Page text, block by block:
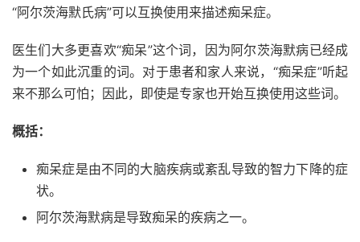
“阿尔茨海默氏病”可以互换使用来描述痴呆症。
医生们大多更喜欢“痴呆”这个词，因为阿尔茨海默病已经成
为一个如此沉重的词。对于患者和家人来说，“痴呆症”听起
来不那么可怕；因此，即使是专家也开始互换使用这些词。
概括：
痴呆症是由不同的大脑疾病或紊乱导致的智力下降的症
状。
阿尔茨海默病是导致痴呆的疾病之一。